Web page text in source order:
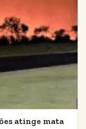
atinge mata